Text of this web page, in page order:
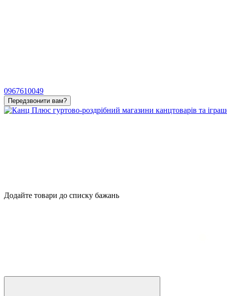
0967610049
Передзвонити вам?
Додайте товари до списку бажань